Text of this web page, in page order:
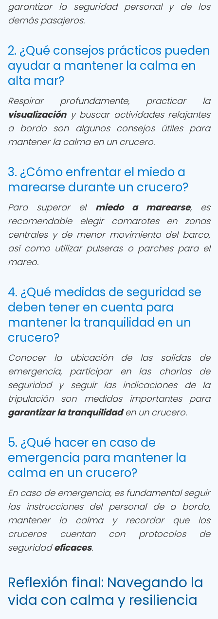
garantizar la seguridad personal y de los
demás pasajeros.
2. ¿Qué consejos prácticos pueden
ayudar a mantener la calma en
alta mar?
Respirar profundamente, practicar la
visualizacióny buscar actividades relajantes
a bordo son algunos consejos útiles para
mantener la calma en un crucero.
3. ¿Cómo enfrentar el miedo a
marearse durante un crucero?
Para superar el miedo a marearse, es
recomendable elegir camarotes en zonas
centrales y de menor movimiento del barco,
así como utilizar pulseras o parches para el
mareo.
4. ¿Qué medidas de seguridad se
deben tener en cuenta para
mantener la tranquilidad en un
crucero?
Conocer la ubicación de las salidas de
emergencia, participar en las charlas de
seguridad y seguir las indicaciones de la
tripulación son medidas importantes para
garantizar la tranquilidaden un crucero.
5. ¿Qué hacer en caso de
emergencia para mantener la
calma en un crucero?
En caso de emergencia, es fundamental seguir
las instrucciones del personal de a bordo,
mantener la calma y recordar que los
cruceros cuentan con protocolos de
seguridadeficaces.
Reflexión final: Navegando la
vida con calma y resiliencia